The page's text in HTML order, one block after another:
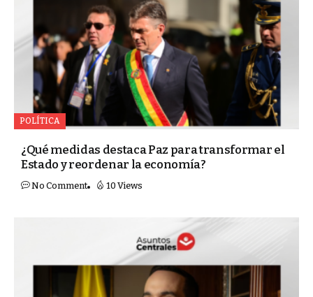
POLÍTICA
¿Qué medidas destaca Paz para transformar el
Estado y reordenar la economía?
No Comment 10 Views